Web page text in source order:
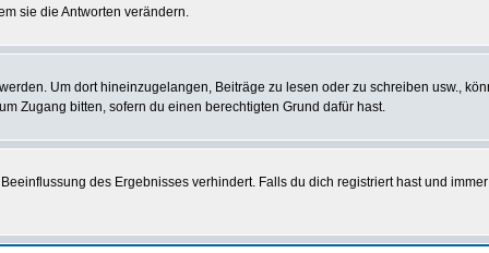
sie die Antworten verändern.
Um dort hineinzugelangen, Beiträge zu lesen oder zu schreiben usw.,
Zugang bitten, sofern du einen berechtigten Grund dafür hast.
des Ergebnisses verhindert. Falls du dich registriert hast und